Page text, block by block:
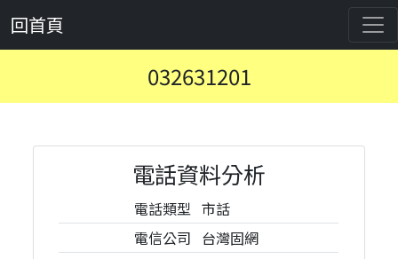
回首頁
032631201
電話資料分析
電話類型 市話
電信公司 台灣固網